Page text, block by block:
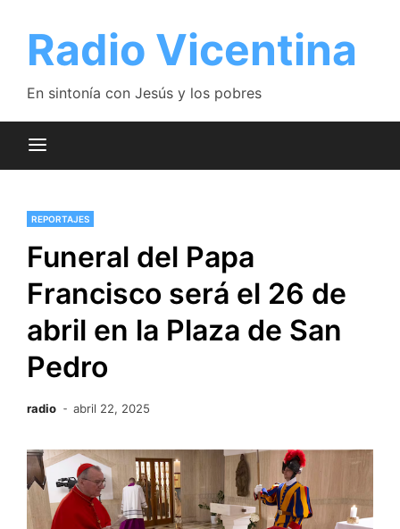
contenido
Radio Vicentina
En sintonía con Jesús y los pobres
REPORTAJES
Funeral del Papa
Francisco será el 26 de
abril en la Plaza de San
Pedro
radio abril 22, 2025